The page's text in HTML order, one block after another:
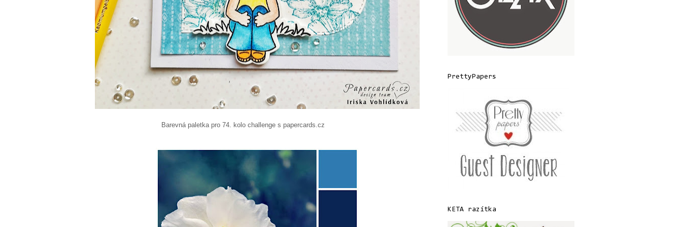
Barevná paletka pro 74. kolo challenge s papercards.cz
PrettyPapers
KETA razítka